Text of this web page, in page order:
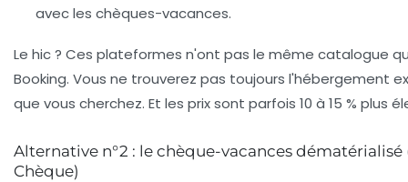
avec les chèques-vacances.
Le hic ? Ces plateformes n'ont pas le même catalogue
Booking. Vous ne trouverez pas toujours l'hébergement
que vous cherchez. Et les prix sont parfois 10 à 15 % plus
Alternative n°2 : le chèque-vacances dématérialisé
Chèque)